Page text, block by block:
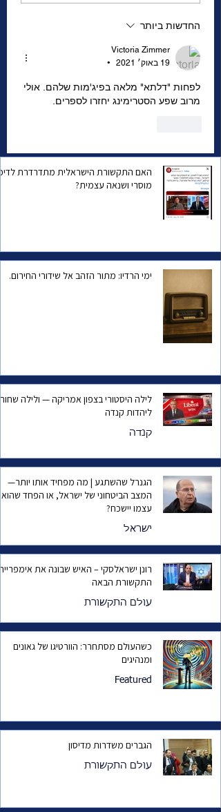
החדשות ביותר
Victoria Zimmer
19 באוק׳ 2021
•
לפחות "דלתא" מלאה בפיג'מות שלהם. אולי
מרוב שפע הסטרימינג יחזרו לספרים.
האם התקשורת הישראלית מתדרדרת
מוסרי ושנאה עצמית?
ימי הרדיו: מתור הזהב אל שידורי החירום.
לילה היסטורי בצפון אמריקה — ולילה שחור
ליהדות קנדה
קנדה
הגנרל שהשתגע | מה מפחיד אותו יותר—
המצב הביטחוני של ישראל, או הפחד שהוא
עצמו יישכח?
ישראל
רונן ישראלסקי – האיש שבונה את
התקשורת הבאה
עולם התקשורת
כשהעולם מסתחרר: הוורטיגו של גאונים
ומנהיגים
Featured
הגברים משדרות מדיסון
עולם התקשורת